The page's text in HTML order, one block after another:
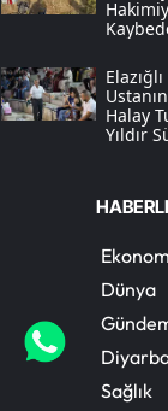
Halay
Yıldır
Dünya
Sağlık